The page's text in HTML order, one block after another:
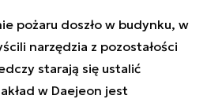
pożaru doszło w budynku, w
narzędzia z pozostałości
starają się ustalić
w Daejeon jest